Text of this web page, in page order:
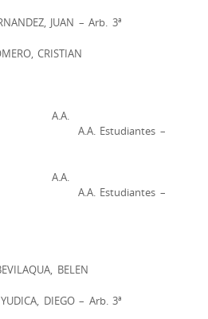
JUAN – Arb. 3ª
CRISTIAN
A.A.
Estudiantes –
A.A.
Estudiantes –
BELEN
DIEGO – Arb. 3ª